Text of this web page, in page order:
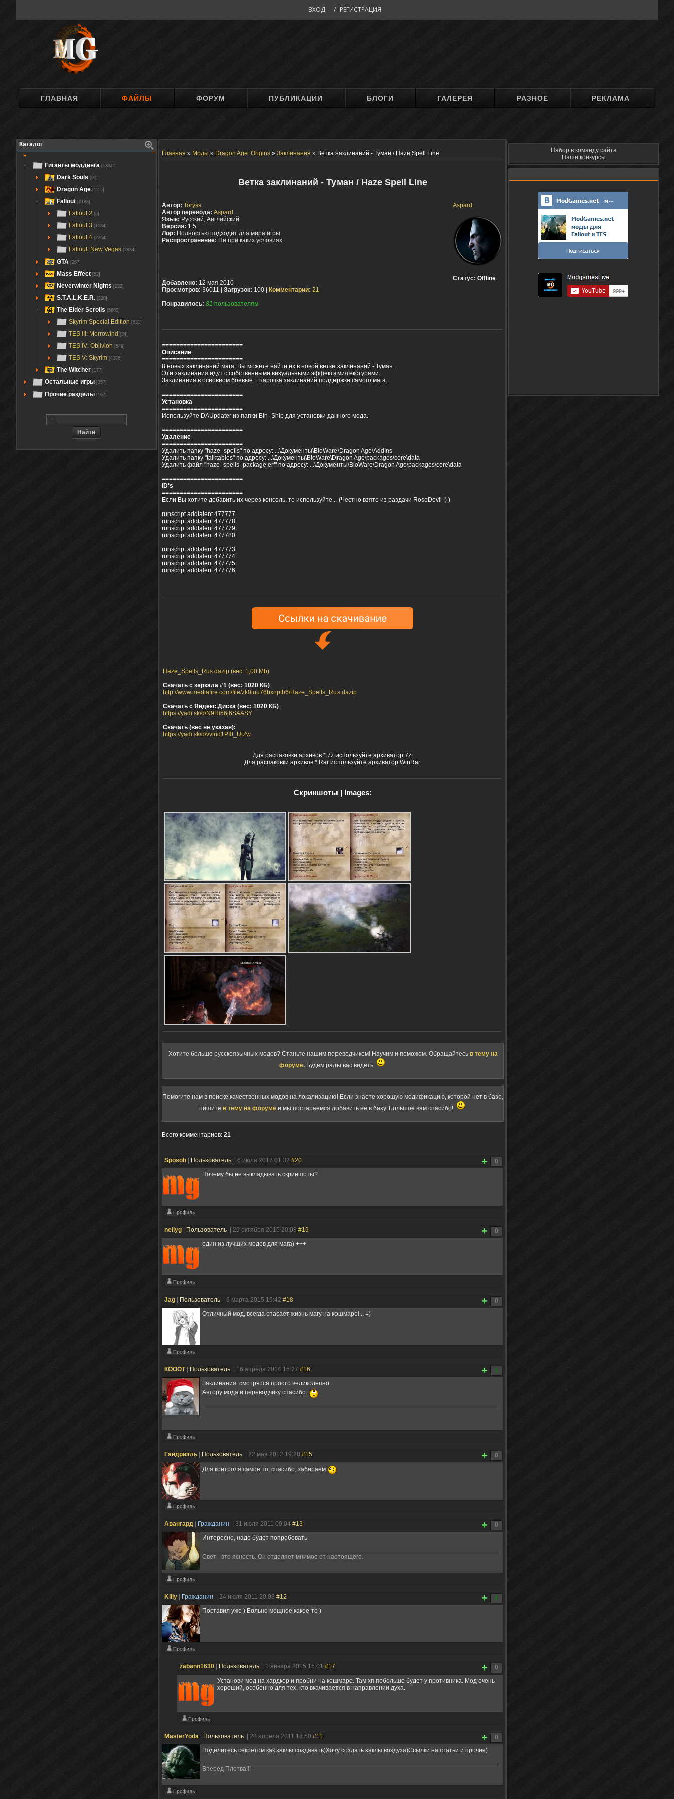
ВХОД / РЕГИСТРАЦИЯ
ГЛАВНАЯ ФАЙЛЫ ФОРУМ ПУБЛИКАЦИИ БЛОГИ ГАЛЕРЕЯ РАЗНОЕ РЕКЛАМА
Каталог
Гиганты моддинга [13941]
Dark Souls [90]
Dragon Age [1115]
Fallout [6188]
Fallout 2 [6]
Fallout 3 [1034]
Fallout 4 [2264]
Fallout: New Vegas [2884]
GTA [267]
Mass Effect [52]
Neverwinter Nights [232]
S.T.A.L.K.E.R. [220]
The Elder Scrolls [5600]
Skyrim Special Edition [631]
TES III: Morrowind [34]
TES IV: Oblivion [549]
TES V: Skyrim [4386]
The Witcher [177]
Остальные игры [357]
Прочие разделы [167]
Главная » Моды » Dragon Age: Origins » Заклинания » Ветка заклинаний - Туман / Haze Spell Line
Ветка заклинаний - Туман / Haze Spell Line
Aspard
Статус: Offline
Автор: Toryss
Автор перевода: Aspard
Язык: Русский, Английский
Версия: 1.5
Лор: Полностью подходит для мира игры
Распространение: Ни при каких условиях
Добавлено: 12 мая 2010
Просмотров: 36011 | Загрузок: 100 | Комментарии: 21
Понравилось: 81 пользователям
=======================
Описание
=======================
8 новых заклинаний мага. Вы можете найти их в новой ветке заклинаний - Туман.
Эти заклинания идут с собственными визуальными эффектами/текстурами.
Заклинания в основном боевые + парочка заклинаний поддержки самого мага.
=======================
Установка
=======================
Используйте DAUpdater из папки Bin_Ship для установки данного мода.
=======================
Удаление
=======================
Удалить папку "haze_spells" по адресу: ...\Документы\BioWare\Dragon Age\AddIns
Удалить папку "talktables" по адресу: ...\Документы\BioWare\Dragon Age\packages\core\data
Удалить файл "haze_spells_package.erf" по адресу: ...\Документы\BioWare\Dragon Age\packages\core\data
=======================
ID's
=======================
Если Вы хотите добавить их через консоль, то используйте... (Честно взято из раздачи RoseDevil :) )
runscript addtalent 477777
runscript addtalent 477778
runscript addtalent 477779
runscript addtalent 477780
runscript addtalent 477773
runscript addtalent 477774
runscript addtalent 477775
runscript addtalent 477776
Haze_Spells_Rus.dazip (вес: 1,00 Mb)
Скачать с зеркала #1 (вес: 1020 КБ)
http://www.mediafire.com/file/zk0iuu76bxnptb6/Haze_Spells_Rus.dazip
Скачать с Яндекс.Диска (вес: 1020 КБ)
https://yadi.sk/d/N9Hi56j6SAASY
Скачать (вес не указан):
https://yadi.sk/d/vvind1PI0_UtZw
Для распаковки архивов *.7z используйте архиватор 7z.
Для распаковки архивов *.Rar используйте архиватор WinRar.
Скриншоты | Images:
Хотите больше русскоязычных модов? Станьте нашим переводчиком! Научим и поможем. Обращайтесь в тему на
форуме. Будем рады вас видеть
Помогите нам в поиске качественных модов на локализацию! Если знаете хорошую модификацию, которой нет в базе,
пишите в тему на форуме и мы постараемся добавить ее в базу. Большое вам спасибо!
Всего комментариев: 21
0
Sposob Пользователь | 6 июля 2017 01:32 #20
Почему бы не выкладывать скриншоты?
0
nellyg Пользователь | 29 октября 2015 20:08 #19
один из лучших модов для мага) +++
0
Jag Пользователь | 6 марта 2015 19:42 #18
Отличный мод, всегда спасает жизнь магу на кошмаре!... =)
1
КОООТ| Пользователь | 16 апреля 2014 15:27 #16
Заклинания смотрятся просто великолепно.
Автору мода и переводчику спасибо.
0
Гандриэль Пользователь | 22 мая 2012 19:28 #15
Для контроля самое то, спасибо, забираем
0
Авангард Гражданин | 31 июля 2011 09:04 #13
Интересно, надо будет попробовать
Свет - это ясность. Он отделяет мнимое от настоящего.
1
Killy Гражданин | 24 июля 2011 20:08 #12
Поставил уже ) Больно мощное какое-то )
0
zabann1630 Пользователь | 1 января 2015 15:01 #17
Установи мод на хардкор и пробни на кошмаре. Там хп побольше будет у противника. Мод очень
хороший, особенно для тех, кто вкачивается в направлении духа.
0
MasterYoda Пользователь | 28 апреля 2011 18:50 #11
Поделитесь секретом как заклы создавать)Хочу создать заклы воздуха)Ссылки на статьи и прочие)
Вперед Плотва!!!
Набор в команду сайта
Наши конкурсы